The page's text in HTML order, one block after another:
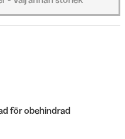
för obehindrad